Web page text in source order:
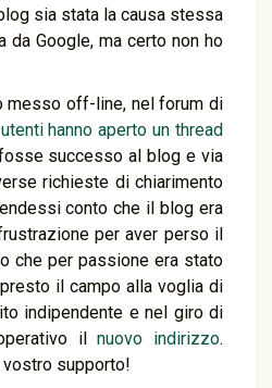
sia stata la causa stessa
da Google, ma certo non ho
messo off-line, nel forum di
hanno aperto un thread
successo al blog e via
richieste di chiarimento
conto che il blog era
per aver perso il
che per passione era stato
il campo alla voglia di
indipendente e nel giro di
ilnuovo indirizzo.
supporto!